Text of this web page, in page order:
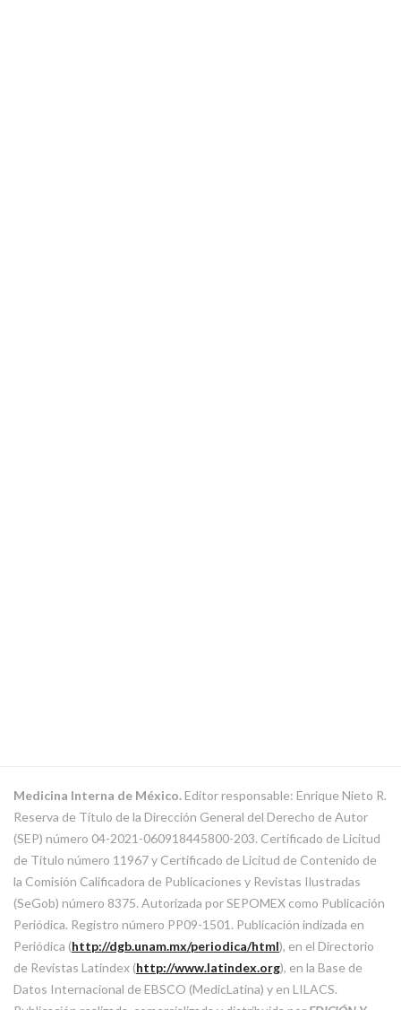
Medicina Interna de México.Editor responsable: Enrique Nieto R.
Reserva de Título de la Dirección General del Derecho de Autor
(SEP) número 04-2021-060918445800-203. Certificado de Licitud
de Título número 11967 y Certificado de Licitud de Contenido de
la Comisión Calificadora de Publicaciones y Revistas Ilustradas
(SeGob) número 8375. Autorizada por SEPOMEX como Publicación
Periódica. Registro número PP09-1501. Publicación indizada en
Periódica (http://dgb.unam.mx/periodica/html), en el Directorio
de Revistas Latindex (http://www.latindex.org), en la Base de
Datos Internacional de EBSCO (MedicLatina) y en LILACS.